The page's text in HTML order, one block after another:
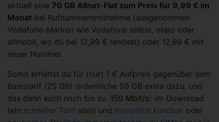
aktuell eine 70 GB Allnet-Flat zum Preis für 9,99 € im
Monat bei Rufnummernmitnahme (ausgenommen
Vodafone-Marken wie Vodafone selbst, otelo oder
allmobil, wo du bei 12,99 € landest) oder 12,99 € mit
neuer Nummer.
Somit erhältst du für (nur) 1 € Aufpreis gegenüber dem
Basistarif (25 GB) ordentliche 50 GB extra dazu, und
das dann auch noch bis zu 150 Mbit/s. im Download
(ein schneller Tarif also) und monatlich kündbar oder